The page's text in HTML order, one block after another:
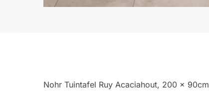
Nohr Tuintafel Ruy Acaciahout, 200 x 90cm